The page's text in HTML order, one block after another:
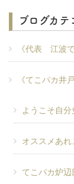
ブログカテ
《代表 江波で
《てこパカ井
ようこそ自
オススメあ
てこパカ炉辺